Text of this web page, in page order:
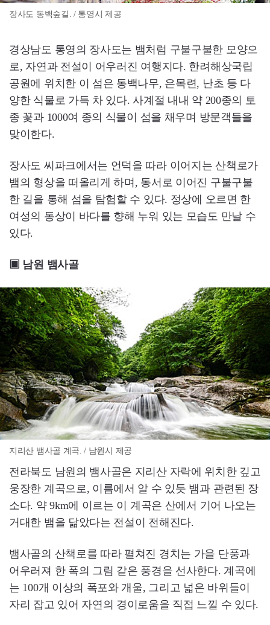
장사도 동백숲길. / 통영시 제공
경상남도 통영의 장사도는 뱀처럼 구불구불한 모양으
로, 자연과 전설이 어우러진 여행지다. 한려해상국립
공원에 위치한 이 섬은 동백나무, 은목련, 난초 등 다
양한 식물로 가득 차 있다. 사계절 내내 약 200종의 토
종 꽃과 1000여 종의 식물이 섬을 채우며 방문객들을
맞이한다.
장사도 씨파크에서는 언덕을 따라 이어지는 산책로가
뱀의 형상을 떠올리게 하며, 동서로 이어진 구불구불
한 길을 통해 섬을 탐험할 수 있다. 정상에 오르면 한
여성의 동상이 바다를 향해 누워 있는 모습도 만날 수
있다.
▣ 남원 뱀사골
지리산 뱀사골 계곡. / 남원시 제공
전라북도 남원의 뱀사골은 지리산 자락에 위치한 깊고
웅장한 계곡으로, 이름에서 알 수 있듯 뱀과 관련된 장
소다. 약 9km에 이르는 이 계곡은 산에서 기어 나오는
거대한 뱀을 닮았다는 전설이 전해진다.
뱀사골의 산책로를 따라 펼쳐진 경치는 가을 단풍과
어우러져 한 폭의 그림 같은 풍경을 선사한다. 계곡에
는 100개 이상의 폭포와 개울, 그리고 넓은 바위들이
자리 잡고 있어 자연의 경이로움을 직접 느낄 수 있다.